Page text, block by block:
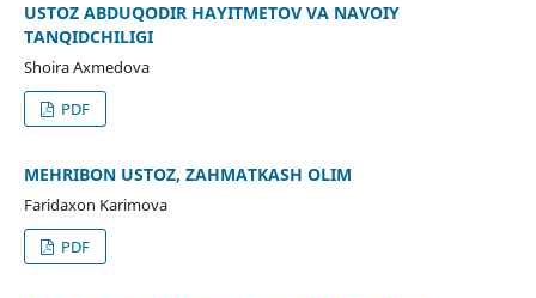
USTOZ ABDUQODIR HAYITMETOV VA NAVOIY
TANQIDCHILIGI
Shoira Axmedova
PDF
MEHRIBON USTOZ, ZAHMATKASH OLIM
Faridaxon Karimova
PDF